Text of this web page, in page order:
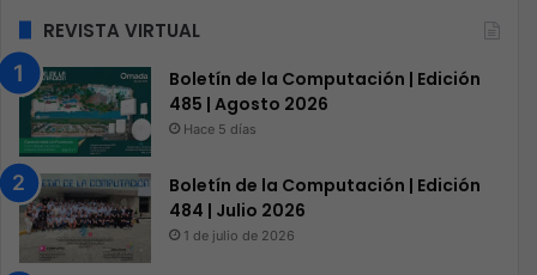
REVISTA VIRTUAL
Boletín de la Computación | Edición
485 | Agosto 2026
Hace 5 días
Boletín de la Computación | Edición
484 | Julio 2026
1 de julio de 2026